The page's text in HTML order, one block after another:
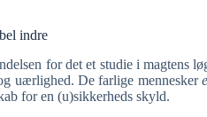
indre
for det et studie i magtens
uærlighed. De farlige mennesker
for en (u)sikkerheds skyld.